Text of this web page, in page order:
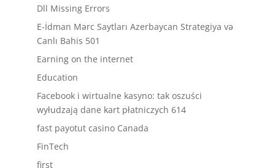
Dll Missing Errors
E-İdman Mərc Saytları Azerbaycan Strategiya və
Canlı Bahis 501
Earning on the internet
Education
Facebook i wirtualne kasyno: tak oszuści
wyłudzają dane kart płatniczych 614
fast payotut casino Canada
FinTech
first